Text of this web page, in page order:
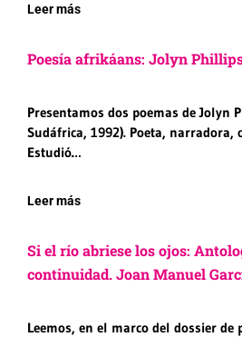
Leer más
Poesía afrikáans: Jolyn
Presentamos dos poemas de Jolyn
Sudáfrica, 1992). Poeta, narradora,
Estudió…
Leer más
Si el río abriese los ojos:
continuidad. Joan Manuel
Leemos, en el marco del dossier de